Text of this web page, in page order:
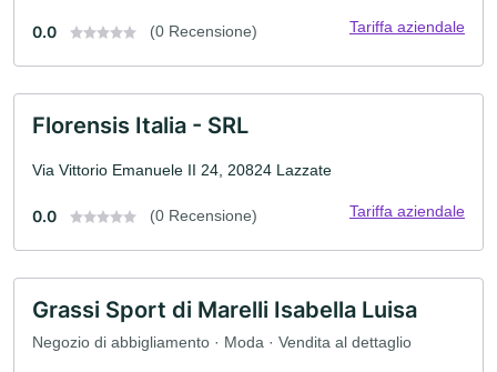
0.0 (0 Recensione) Tariffa aziendale
Florensis Italia - SRL
Via Vittorio Emanuele II 24, 20824 Lazzate
0.0 (0 Recensione) Tariffa aziendale
Grassi Sport di Marelli Isabella Luisa
Negozio di abbigliamento · Moda · Vendita al dettaglio